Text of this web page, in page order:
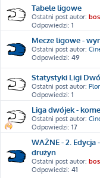
Tabele ligowe
Ostatni post autor:
Odpowiedzi: 1
Mecze ligowe -
Ostatni post autor:
Odpowiedzi: 49
Statystyki Ligi
Ostatni post autor:
Odpowiedzi: 1
Liga dwójek -
Ostatni post autor:
Odpowiedzi: 17
WAŻNE - 2.
drużyn
Ostatni post autor:
Odpowiedzi: 41